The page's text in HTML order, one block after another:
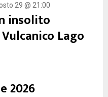
29 @ 21:00
insolito
Lago
2026